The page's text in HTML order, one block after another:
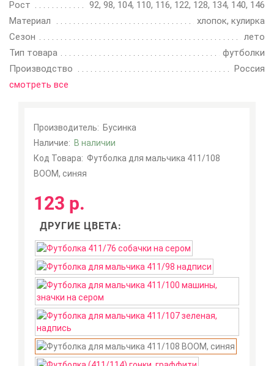
Рост
92, 98, 104, 110, 116, 122, 128, 134, 140, 146
Материал
хлопок, кулирка
Сезон
лето
Тип товара
футболки
Производство
Россия
смотреть все
Производитель: Бусинка
Наличие: В наличии
Код Товара: Футболка для мальчика 411/108
BOOM, синяя
123 р.
ДРУГИЕ ЦВЕТА: